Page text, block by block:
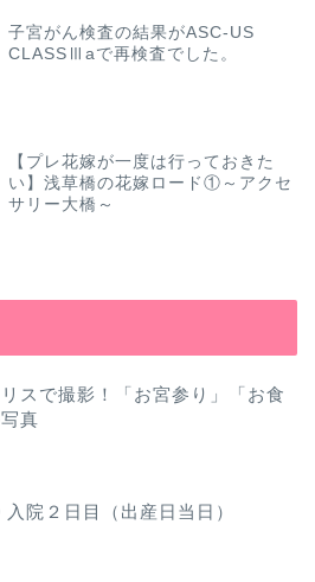
子宮がん検査の結果がASC-US
CLASSⅢaで再検査でした。
【プレ花嫁が一度は行っておきた
い】浅草橋の花嫁ロード①～アクセ
サリー大橋～
スで撮影！「お宮参り」「お食
真
院２日目（出産日当日）